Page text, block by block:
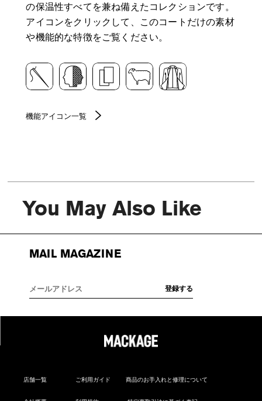
の保温性すべてを兼ね備えたコレクションです。
アイコンをクリックして、このコートだけの素材
や機能的な特徴をご覧ください。
機能アイコン一覧
You May Also Like
MAIL MAGAZINE
店舗一覧 ご利用ガイド 商品のお手入れと修理について